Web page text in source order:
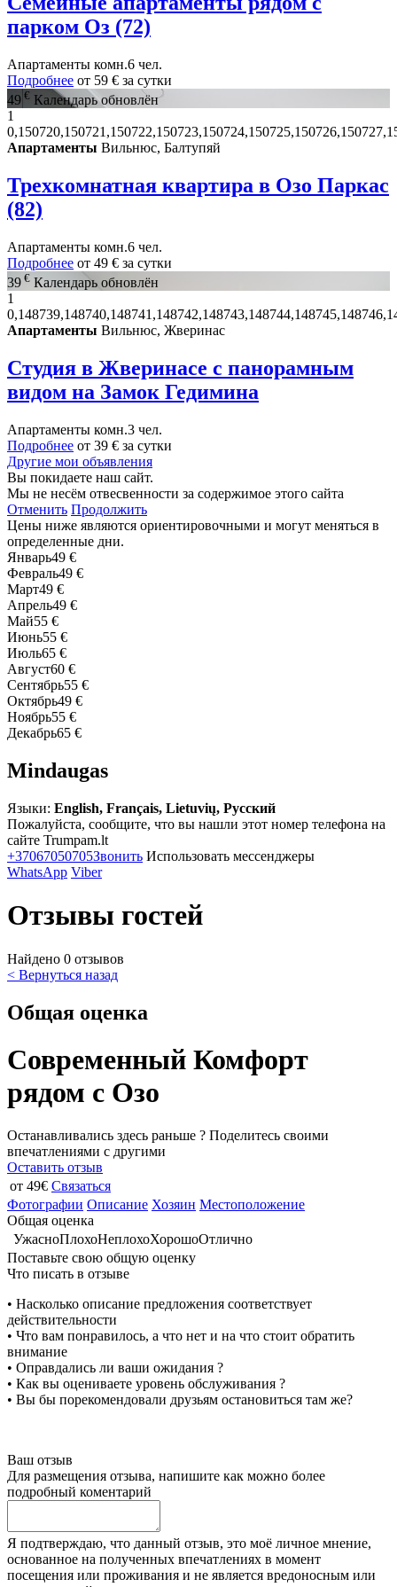
парком Оз (72)
Апартаменты комн.6 чел.
Подробнее от 59 € за сутки
49 € Календарь обновлён
1
Апартаменты Вильнюс, Балтупяй
Трехкомнатная квартира в Озо Паркас
(82)
Апартаменты комн.6 чел.
Подробнее от 49 € за сутки
39 € Календарь обновлён
1
Апартаменты Вильнюс, Жверинас
Студия в Жверинасе с панорамным
видом на Замок Гедимина
Апартаменты комн.3 чел.
Подробнее от 39 € за сутки
Другие мои объявления
Вы покидаете наш сайт.
Мы не несём отвесвенности за содержимое этого сайта
Отменить Продолжить
Цены ниже являются ориентировочными и могут меняться в
определенные дни.
Январь49 €
Февраль49 €
Март49 €
Апрель49 €
Май55 €
Июнь55 €
Июль65 €
Август60 €
Сентябрь55 €
Октябрь49 €
Ноябрь55 €
Декабрь65 €
Mindaugas
Языки: English, Français, Lietuvių, Русский
Пожалуйста, сообщите, что вы нашли этот номер телефона на
сайте Trumpam.lt
+37067050705Звонить Использовать мессенджеры
WhatsApp Viber
Отзывы гостей
Найдено 0 отзывов
< Вернуться назад
Общая оценка
Современный Комфорт
рядом с Озo
Останавливались здесь раньше ? Поделитесь своими
впечатлениями с другими
Оставить отзыв
от 49€ Связаться
Фотографии Описание Хозяин Местоположение
Общая оценка
УжасноПлохоНеплохоХорошоОтлично
Поставьте свою общую оценку
Что писать в отзыве
• Насколько описание предложения соответствует
действительности
• Что вам понравилось, а что нет и на что стоит обратить
внимание
• Оправдались ли ваши ожидания ?
• Как вы оцениваете уровень обслуживания ?
• Вы бы порекомендовали друзьям остановиться там же?
Ваш отзыв
Для размещения отзыва, напишите как можно более
подробный коментарий
Я подтверждаю, что данный отзыв, это моё личное мнение,
основанное на полученных впечатлениях в момент
посещения или проживания и не является вредоносным или